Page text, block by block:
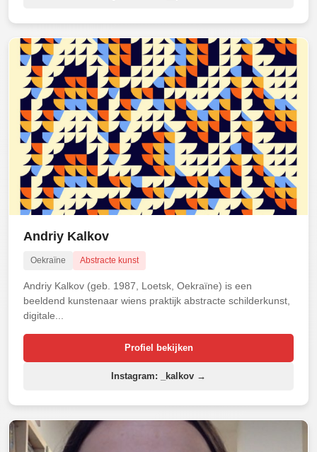
Andriy Kalkov
Oekraïne Abstracte kunst
Andriy Kalkov (geb. 1987, Loetsk, Oekraïne) is een
beeldend kunstenaar wiens praktijk abstracte schilderkunst,
digitale...
Profiel bekijken
Instagram: _kalkov →